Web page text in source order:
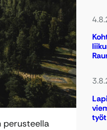
perusteella